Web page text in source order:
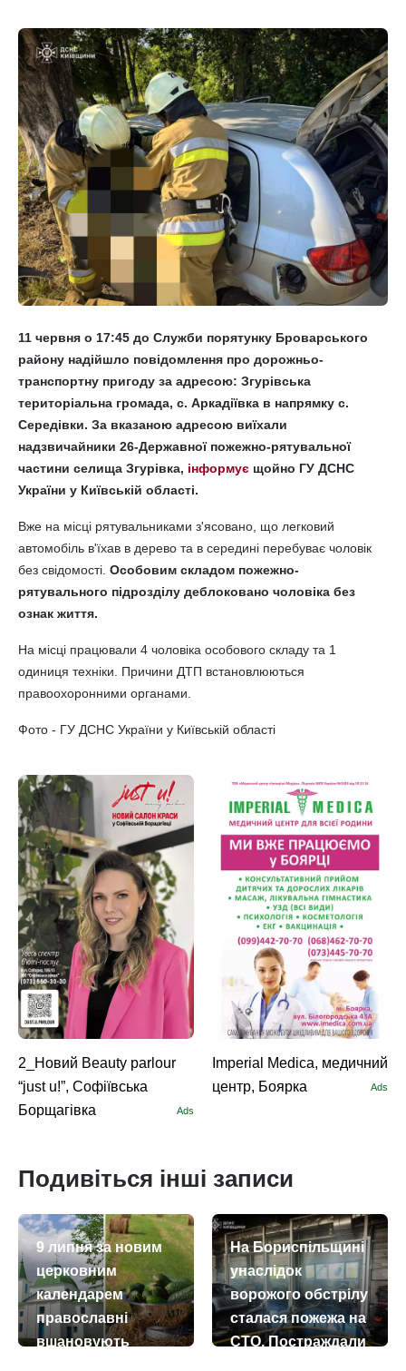
11 червня о 17:45 до Служби порятунку Броварського
району надійшло повідомлення про дорожньо-
транспортну пригоду за адресою: Згурівська
територіальна громада, с. Аркадіївка в напрямку с.
Середівки. За вказаною адресою виїхали
надзвичайники 26-Державної пожежно-рятувальної
частини селища Згурівка, інформує щойно ГУ ДСНС
України у Київській області.
Вже на місці рятувальниками з'ясовано, що легковий
автомобіль в'їхав в дерево та в середині перебуває чоловік
без свідомості. Особовим складом пожежно-
рятувального підрозділу деблоковано чоловіка без
ознак життя.
На місці працювали 4 чоловіка особового складу та 1
одиниця техніки. Причини ДТП встановлюються
правоохоронними органами.
Фото - ГУ ДСНС України у Київській області
2_Новий Beauty parlour
“just u!”, Софіївська
Борщагівка
Ads
Imperial Medica, медичний
центр, Боярка
Ads
Подивіться інші записи
9 липня за новим
церковним
календарем
православні
вшановують
На Бориспільщині
унаслідок
ворожого обстрілу
сталася пожежа на
СТО. Постраждали